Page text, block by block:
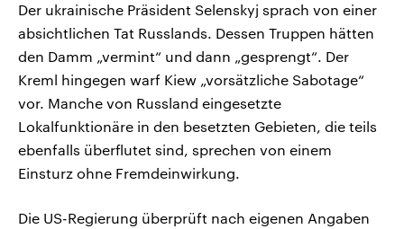
Der ukrainische Präsident Selenskyj sprach von einer
absichtlichen Tat Russlands. Dessen Truppen hätten
den Damm „vermint“ und dann „gesprengt“. Der
Kreml hingegen warf Kiew „vorsätzliche Sabotage“
vor. Manche von Russland eingesetzte
Lokalfunktionäre in den besetzten Gebieten, die teils
ebenfalls überflutet sind, sprechen von einem
Einsturz ohne Fremdeinwirkung.
Die US-Regierung überprüft nach eigenen Angaben